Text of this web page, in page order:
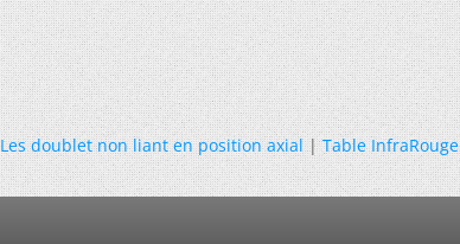
Les doublet non liant en position axial|Table InfraRouge